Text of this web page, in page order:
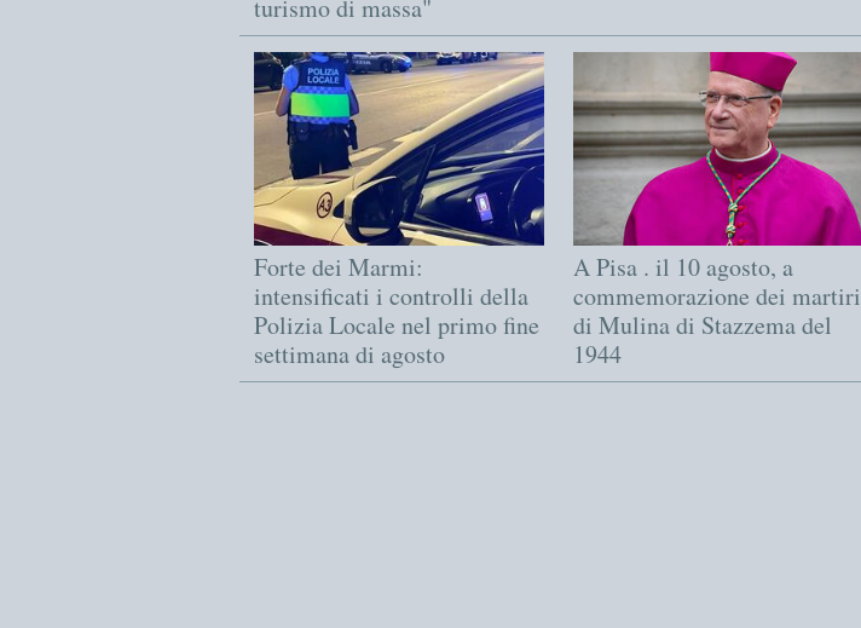
turismo di massa"
Forte dei Marmi:
intensificati i controlli della
Polizia Locale nel primo fine
settimana di agosto
A Pisa . il 10 agosto, a
commemorazione dei martiri
di Mulina di Stazzema del
1944